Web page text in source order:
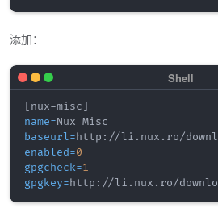
添加：
[nux-misc]
name=
baseurl=
enabled=0
gpgcheck=1
gpgkey=